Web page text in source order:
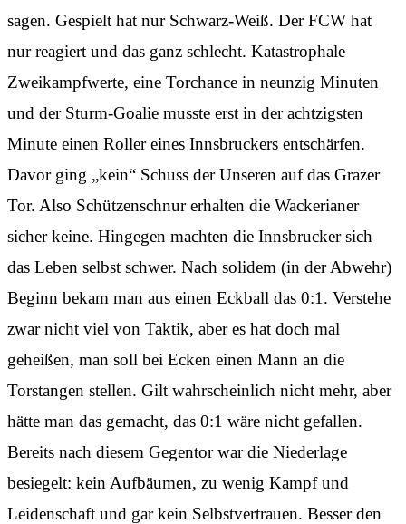
sagen. Gespielt hat nur Schwarz-Weiß. Der FCW hat
nur reagiert und das ganz schlecht. Katastrophale
Zweikampfwerte, eine Torchance in neunzig Minuten
und der Sturm-Goalie musste erst in der achtzigsten
Minute einen Roller eines Innsbruckers entschärfen.
Davor ging „kein“ Schuss der Unseren auf das Grazer
Tor. Also Schützenschnur erhalten die Wackerianer
sicher keine. Hingegen machten die Innsbrucker sich
das Leben selbst schwer. Nach solidem (in der Abwehr)
Beginn bekam man aus einen Eckball das 0:1. Verstehe
zwar nicht viel von Taktik, aber es hat doch mal
geheißen, man soll bei Ecken einen Mann an die
Torstangen stellen. Gilt wahrscheinlich nicht mehr, aber
hätte man das gemacht, das 0:1 wäre nicht gefallen.
Bereits nach diesem Gegentor war die Niederlage
besiegelt: kein Aufbäumen, zu wenig Kampf und
Leidenschaft und gar kein Selbstvertrauen. Besser den